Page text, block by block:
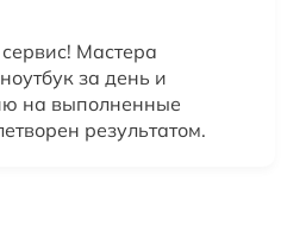
Мастера
за день и
на выполненные
результатом.